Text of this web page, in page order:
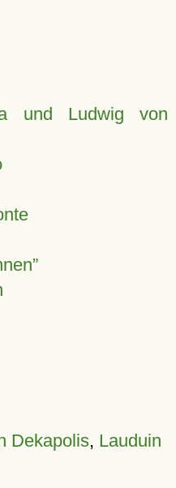
und Ludwig von
Dekapolis, Lauduin